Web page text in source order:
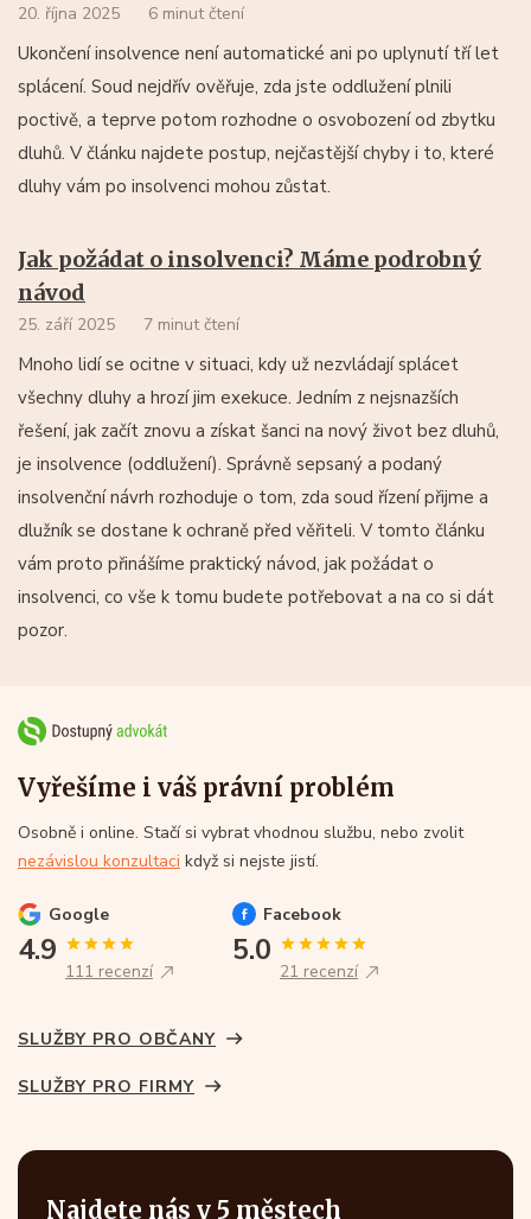
20. října 2025 6 minut čtení
Ukončení insolvence není automatické ani po uplynutí tří let
splácení. Soud nejdřív ověřuje, zda jste oddlužení plnili
poctivě, a teprve potom rozhodne o osvobození od zbytku
dluhů. V článku najdete postup, nejčastější chyby i to, které
dluhy vám po insolvenci mohou zůstat.
Jak požádat o insolvenci? Máme podrobný
návod
25. září 2025 7 minut čtení
Mnoho lidí se ocitne v situaci, kdy už nezvládají splácet
všechny dluhy a hrozí jim exekuce. Jedním z nejsnazších
řešení, jak začít znovu a získat šanci na nový život bez dluhů,
je insolvence (oddlužení). Správně sepsaný a podaný
insolvenční návrh rozhoduje o tom, zda soud řízení přijme a
dlužník se dostane k ochraně před věřiteli. V tomto článku
vám proto přinášíme praktický návod, jak požádat o
insolvenci, co vše k tomu budete potřebovat a na co si dát
pozor.
Vyřešíme i váš právní problém
Osobně i online. Stačí si vybrat vhodnou službu, nebo zvolit
nezávislou konzultaci když si nejste jistí.
Google
4.9
111 recenzí
Facebook
5.0
21 recenzí
SLUŽBY PRO OBČANY
SLUŽBY PRO FIRMY
Najdete nás v 5 městech